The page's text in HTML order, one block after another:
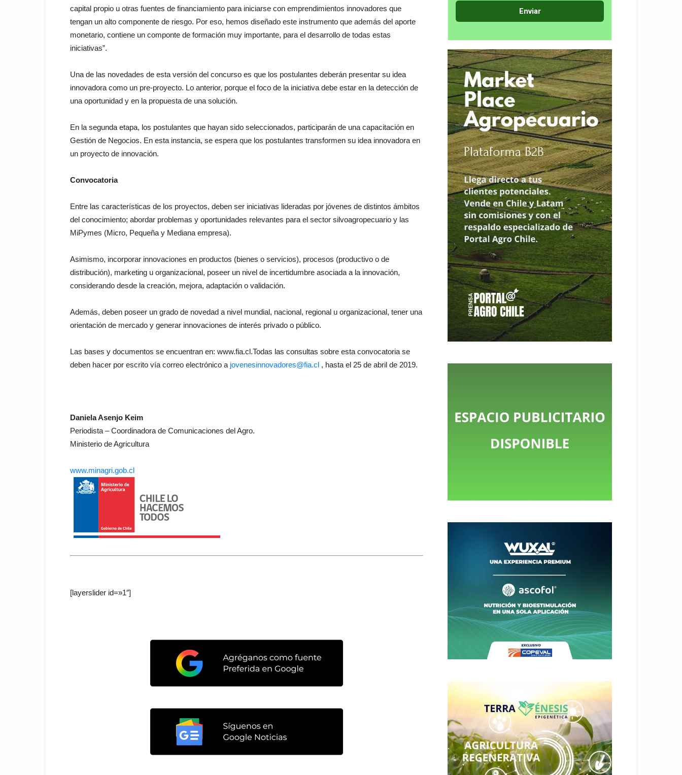
capital propio u otras fuentes de financiamiento para iniciarse con emprendimientos innovadores que
tengan un alto componente de riesgo. Por eso, hemos diseñado este instrumento que además del aporte
monetario, contiene un componte de formación muy importante, para el desarrollo de todas estas
iniciativas”.
Una de las novedades de esta versión del concurso es que los postulantes deberán presentar su idea
innovadora como un pre-proyecto. Lo anterior, porque el foco de la iniciativa debe estar en la detección de
una oportunidad y en la propuesta de una solución.
En la segunda etapa, los postulantes que hayan sido seleccionados, participarán de una capacitación en
Gestión de Negocios. En esta instancia, se espera que los postulantes transformen su idea innovadora en
un proyecto de innovación.
Convocatoria
Entre las características de los proyectos, deben ser iniciativas lideradas por jóvenes de distintos ámbitos
del conocimiento; abordar problemas y oportunidades relevantes para el sector silvoagropecuario y las
MiPymes (Micro, Pequeña y Mediana empresa).
Asimismo, incorporar innovaciones en productos (bienes o servicios), procesos (productivo o de
distribución), marketing u organizacional, poseer un nivel de incertidumbre asociada a la innovación,
considerando desde la creación, mejora, adaptación o validación.
Además, deben poseer un grado de novedad a nivel mundial, nacional, regional u organizacional, tener una
orientación de mercado y generar innovaciones de interés privado o público.
Las bases y documentos se encuentran en: www.fia.cl.Todas las consultas sobre esta convocatoria se
deben hacer por escrito vía correo electrónico a jovenesinnovadores@fia.cl , hasta el 25 de abril de 2019.
Daniela Asenjo Keim
Periodista – Coordinadora de Comunicaciones del Agro.
Ministerio de Agricultura
www.minagri.gob.cl
[layerslider id=»1″]